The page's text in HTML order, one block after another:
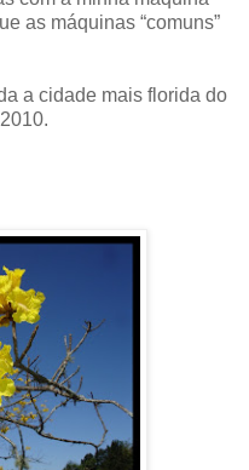
as máquinas “comuns”
a cidade mais florida do